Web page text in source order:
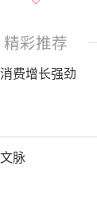
重驱动以
级势能强劲
假日经济
精彩推荐
费增长强劲
脉